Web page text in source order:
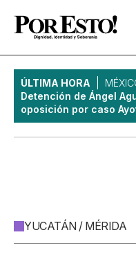
ÚLTIMA HORA
Detención de Ángel
oposición por caso
YUCATÁN / MÉRIDA